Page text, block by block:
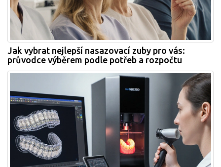
Jak vybrat nejlepší nasazovací zuby pro vás:
průvodce výběrem podle potřeb a rozpočtu